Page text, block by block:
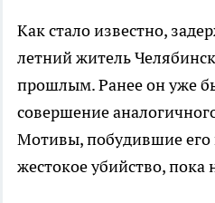
Как стало известно,
летний житель
прошлым. Ранее он уже
совершение
Мотивы, побудившие его
жестокое убийство, пока